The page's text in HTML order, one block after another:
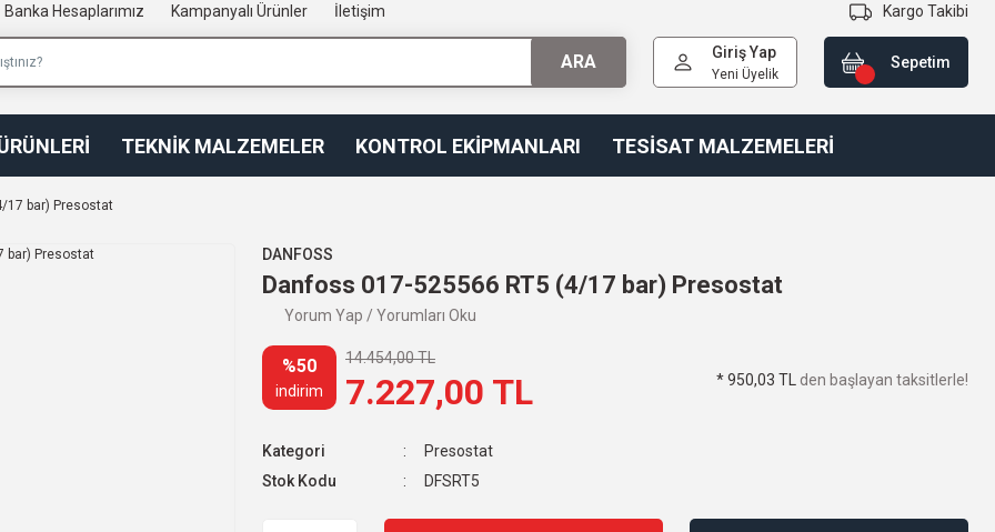
Banka Hesaplarımız Kampanyalı Ürünler İletişim
ARA
Kargo Takibi
Giriş Yap
Yeni Üyelik
Sepetim
TEKNİK MALZEMELER KONTROL EKİPMANLARI TESİSAT MALZEMELERİ
17 bar) Presostat
DANFOSS
Danfoss 017-525566 RT5 (4/17 bar) Presostat
Yorum Yap / Yorumları Oku
%50
indirim
14.454,00 TL
7.227,00 TL * 950,03 TL den başlayan taksitlerle!
Kategori
Presostat
Stok Kodu
DFSRT5